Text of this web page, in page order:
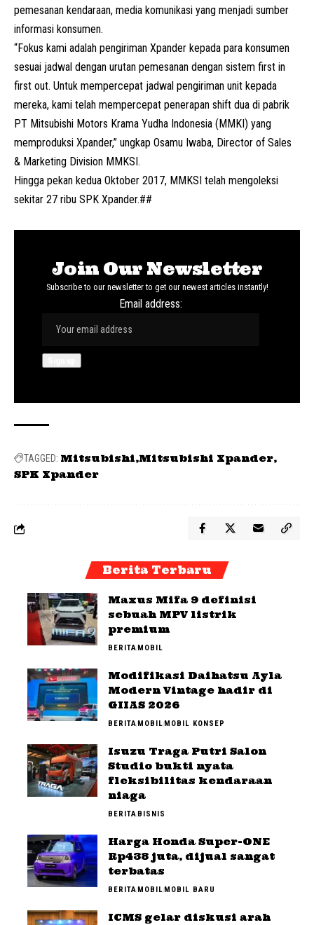
pemesanan kendaraan, media komunikasi yang menjadi sumber
informasi konsumen.
“Fokus kami adalah pengiriman Xpander kepada para konsumen
sesuai jadwal dengan urutan pemesanan dengan sistem first in
first out. Untuk mempercepat jadwal pengiriman unit kepada
mereka, kami telah mempercepat penerapan shift dua di pabrik
PT Mitsubishi Motors Krama Yudha Indonesia (MMKI) yang
memproduksi Xpander,” ungkap Osamu Iwaba, Director of Sales
& Marketing Division MMKSI .
Hingga pekan kedua Oktober 2017, MMKSI telah mengoleksi
sekitar 27 ribu SPK Xpander.##
Join Our Newsletter
Subscribe to our newsletter to get our newest articles instantly!
Email address:
TAGGED: Mitsubishi Mitsubishi Xpander
SPK Xpander
Berita Terbaru
Maxus Mifa 9 definisi
sebuah MPV listrik
premium
BERITAMOBIL
Modifikasi Daihatsu Ayla
Modern Vintage hadir di
GIIAS 2026
BERITAMOBILMOBIL KONSEP
Isuzu Traga Putri Salon
Studio bukti nyata
fleksibilitas kendaraan
niaga
BERITABISNIS
Harga Honda Super-ONE
Rp438 juta, dijual sangat
terbatas
BERITAMOBILMOBIL BARU
ICMS gelar diskusi arah